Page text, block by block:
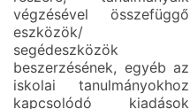
végzésével összefüggő
eszközök/
segédeszközök
beszerzésének, egyéb az
iskolai tanulmányokhoz
kapcsolódó kiadások